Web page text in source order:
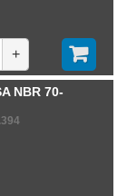
+
NBR 70-